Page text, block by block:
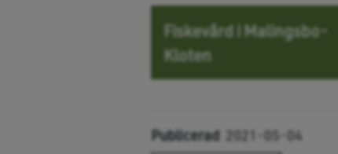
Fiskevård i Malingsbo-
Kloten
Publicerad 2021-05-04